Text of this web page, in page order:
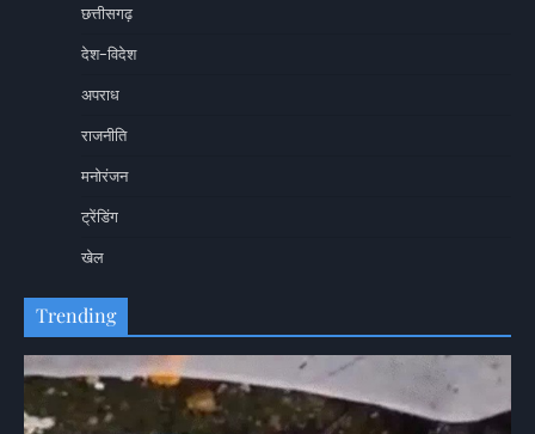
छत्तीसगढ़
देश-विदेश
अपराध
राजनीति
मनोरंजन
ट्रेंडिंग
खेल
Trending